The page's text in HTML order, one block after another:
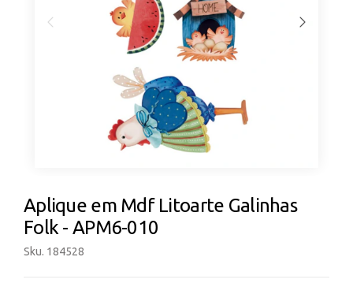
Aplique em Mdf Litoarte Galinhas
Folk - APM6-010
Sku. 184528